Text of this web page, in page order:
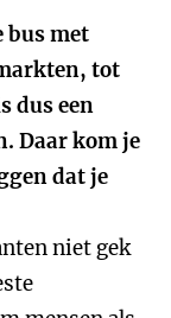
bus met
tot
dus een
Daar kom je
dat je
niet gek